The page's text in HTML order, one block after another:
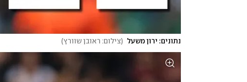
נתונים: ירון משעל (צילום: ראובן שוורץ)